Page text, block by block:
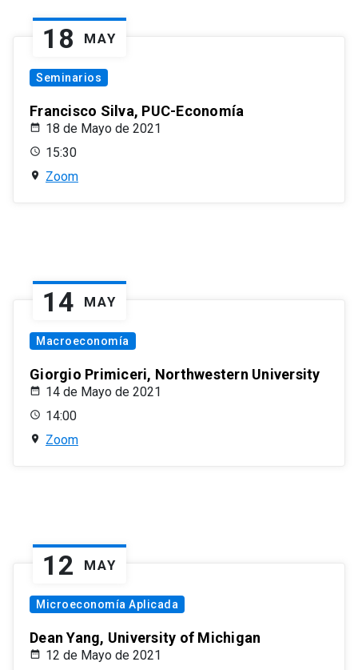
18 MAY
Seminarios
Francisco Silva, PUC-Economía
18 de Mayo de 2021
15:30
Zoom
14 MAY
Macroeconomía
Giorgio Primiceri, Northwestern University
14 de Mayo de 2021
14:00
Zoom
12 MAY
Microeconomía Aplicada
Dean Yang, University of Michigan
12 de Mayo de 2021